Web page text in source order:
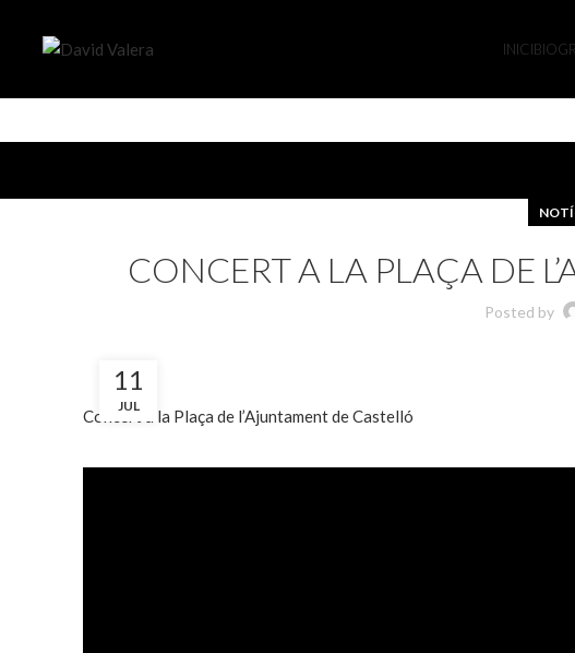
INICI
CONCERT A LA PLAÇA DE
Posted by
11
JUL
Concert a la Plaça de l’Ajuntament de Castelló